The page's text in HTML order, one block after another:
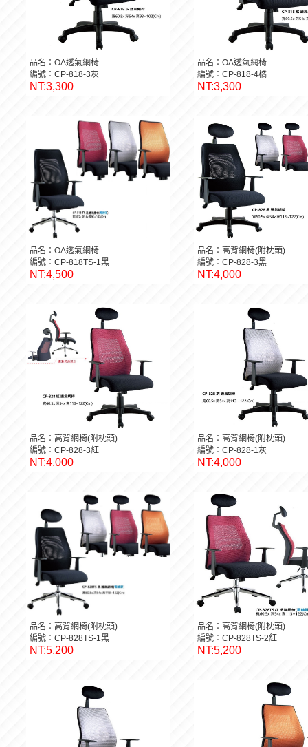
品名：OA透氣網椅
編號：CP-818-3灰
NT:3,300
品名：OA透氣網椅
編號：CP-818-4橘
NT:3,300
品名：OA透氣網椅
編號：CP-818TS-1黑
NT:4,500
品名：高背網椅(附枕頭)
編號：CP-828-3黑
NT:4,000
品名：高背網椅(附枕頭)
編號：CP-828-3紅
NT:4,000
品名：高背網椅(附枕頭)
編號：CP-828-1灰
NT:4,000
品名：高背網椅(附枕頭)
編號：CP-828TS-1黑
NT:5,200
品名：高背網椅(附枕頭)
編號：CP-828TS-2紅
NT:5,200